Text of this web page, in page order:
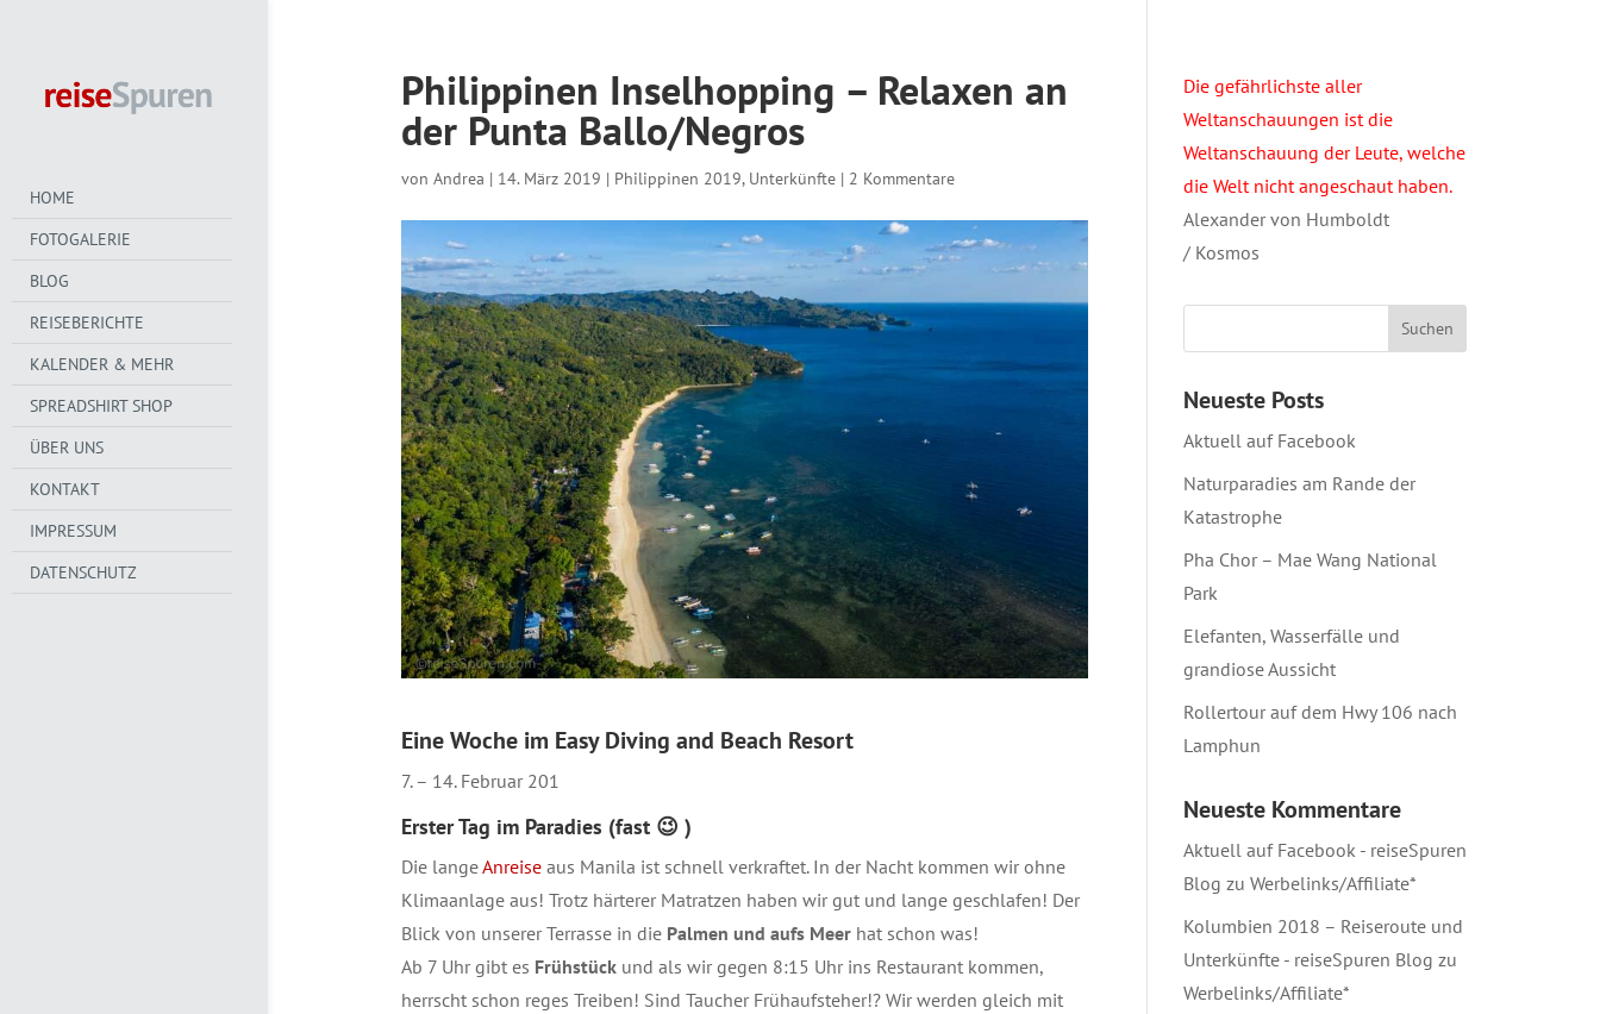
HOME
FOTOGALERIE
BLOG
REISEBERICHTE
KALENDER & MEHR
SPREADSHIRT SHOP
ÜBER UNS
KONTAKT
IMPRESSUM
DATENSCHUTZ
Philippinen Inselhopping – Relaxen an
der Punta Ballo/Negros
von Andrea | 14. März 2019 | Philippinen 2019, Unterkünfte| 2 Kommentare
Eine Woche im Easy Diving and Beach Resort
7. – 14. Februar 201
Erster Tag im Paradies (fast 😉 )
Die langeAnreiseaus Manila ist schnell verkraftet. In der Nacht kommen wir ohne
Klimaanlage aus! Trotz härterer Matratzen haben wir gut und lange geschlafen! Der
Blick von unserer Terrasse in die Palmen und aufs Meerhat schon was!
Ab 7 Uhr gibt es Frühstück und als wir gegen 8:15 Uhr ins Restaurant kommen,
herrscht schon reges Treiben! Sind Taucher Frühaufsteher!? Wir werden gleich mit
Die gefährlichste aller
Weltanschauungen ist die
Weltanschauung der Leute, welche
die Welt nicht angeschaut haben.
Alexander von Humboldt
/ Kosmos
Neueste Posts
Aktuell auf Facebook
Naturparadies am Rande der
Katastrophe
Pha Chor – Mae Wang National
Park
Elefanten, Wasserfälle und
grandiose Aussicht
Rollertour auf dem Hwy 106 nach
Lamphun
Neueste Kommentare
Aktuell auf Facebook - reiseSpuren
Blog zu Werbelinks/Affiliate*
Kolumbien 2018 – Reiseroute und
Unterkünfte - reiseSpuren Blog zu
Werbelinks/Affiliate*